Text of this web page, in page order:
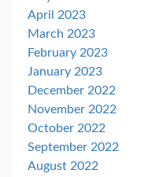
April 2023
March 2023
February 2023
January 2023
December 2022
November 2022
October 2022
September 2022
August 2022